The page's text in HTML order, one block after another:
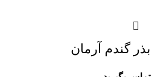
بذر گندم آرمان